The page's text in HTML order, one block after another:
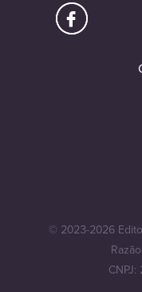
© 2023-2026